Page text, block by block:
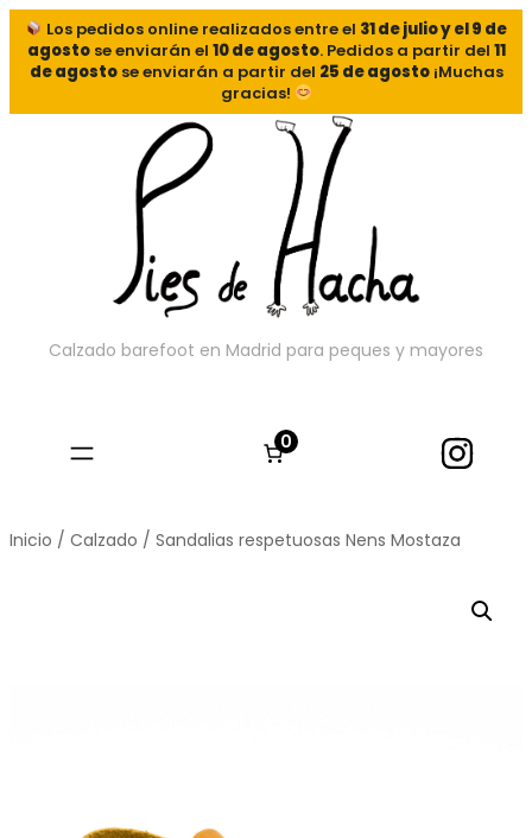
Los pedidos online realizados entre el 31 de julio y el 9 de
agostose enviarán el 10 de agosto. Pedidos a partir del 11
de agostose enviarán a partir del 25 de agosto¡Muchas
gracias!
Calzado barefoot en Madrid para peques y mayores
0
Inicio / Calzado / Sandalias respetuosas Nens Mostaza